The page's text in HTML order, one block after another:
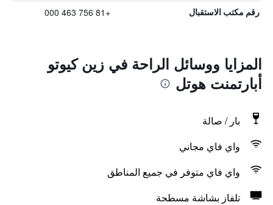
رقم مكتب الاستقبال +81 756 463 000
المزايا ووسائل الراحة في زين كيوتو
أبارتمنت هوتل
بار / صالة
واي فاي مجاني
واي فاي متوفر في جميع المناطق
تلفاز بشاشة مسطحة